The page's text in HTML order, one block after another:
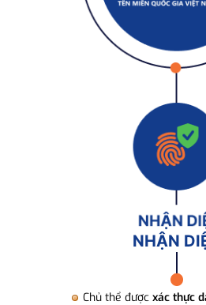
NHẬN
Chủ thể được xác thực